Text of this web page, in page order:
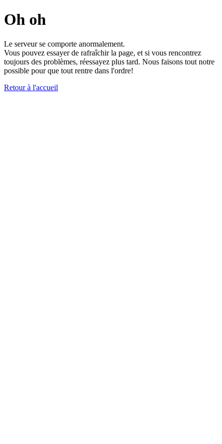
Oh oh
Le serveur se comporte anormalement.
Vous pouvez essayer de rafraîchir la page, et si vous rencontrez
toujours des problèmes, réessayez plus tard. Nous faisons tout notre
possible pour que tout rentre dans l'ordre!
Retour à l'accueil